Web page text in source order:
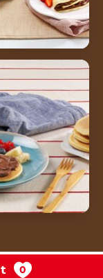
en fruit